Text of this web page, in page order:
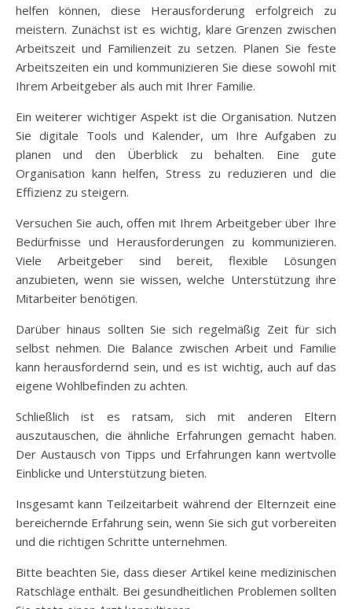
helfen können, diese Herausforderung erfolgreich zu
meistern. Zunächst ist es wichtig, klare Grenzen zwischen
Arbeitszeit und Familienzeit zu setzen. Planen Sie feste
Arbeitszeiten ein und kommunizieren Sie diese sowohl mit
Ihrem Arbeitgeber als auch mit Ihrer Familie.
Ein weiterer wichtiger Aspekt ist die Organisation. Nutzen
Sie digitale Tools und Kalender, um Ihre Aufgaben zu
planen und den Überblick zu behalten. Eine gute
Organisation kann helfen, Stress zu reduzieren und die
Effizienz zu steigern.
Versuchen Sie auch, offen mit Ihrem Arbeitgeber über Ihre
Bedürfnisse und Herausforderungen zu kommunizieren.
Viele Arbeitgeber sind bereit, flexible Lösungen
anzubieten, wenn sie wissen, welche Unterstützung ihre
Mitarbeiter benötigen.
Darüber hinaus sollten Sie sich regelmäßig Zeit für sich
selbst nehmen. Die Balance zwischen Arbeit und Familie
kann herausfordernd sein, und es ist wichtig, auch auf das
eigene Wohlbefinden zu achten.
Schließlich ist es ratsam, sich mit anderen Eltern
auszutauschen, die ähnliche Erfahrungen gemacht haben.
Der Austausch von Tipps und Erfahrungen kann wertvolle
Einblicke und Unterstützung bieten.
Insgesamt kann Teilzeitarbeit während der Elternzeit eine
bereichernde Erfahrung sein, wenn Sie sich gut vorbereiten
und die richtigen Schritte unternehmen.
Bitte beachten Sie, dass dieser Artikel keine medizinischen
Ratschläge enthält. Bei gesundheitlichen Problemen sollten